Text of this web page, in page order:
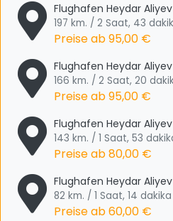
Flughafen Heydar
197 km. / 2 Saat, 43
Preise ab95,00 €
Flughafen Heydar
166 km. / 2 Saat, 20
Preise ab95,00 €
Flughafen Heydar
143 km. / 1 Saat, 53
Preise ab80,00 €
Flughafen Heydar
82 km. / 1 Saat, 14 dakika
Preise ab60,00 €